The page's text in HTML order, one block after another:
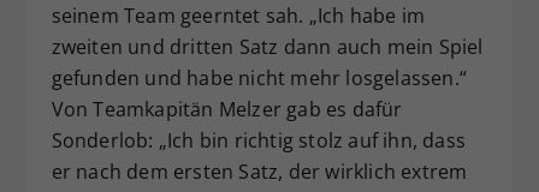
seinem Team geerntet sah. „Ich habe im
zweiten und dritten Satz dann auch mein Spiel
gefunden und habe nicht mehr losgelassen.“
Von Teamkapitän Melzer gab es dafür
Sonderlob: „Ich bin richtig stolz auf ihn, dass
er nach dem ersten Satz, der wirklich extrem